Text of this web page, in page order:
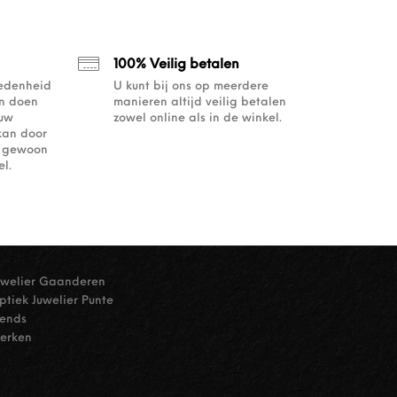
doen
door
100% Veilig betalen
U kunt bij ons op meerdere
manieren altijd veilig betalen
zowel online als in de winkel.
Gaanderen
Juwelier Punte